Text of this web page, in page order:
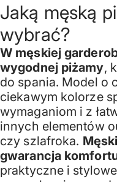
Jaką męską
wybrać?
W męskiej
wygodnej piżamy,
do spania. Model o
ciekawym kolorze
wymaganiom i z
innych elementów
czy szlafroka.
gwarancja
praktyczne i